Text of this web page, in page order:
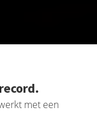
met een